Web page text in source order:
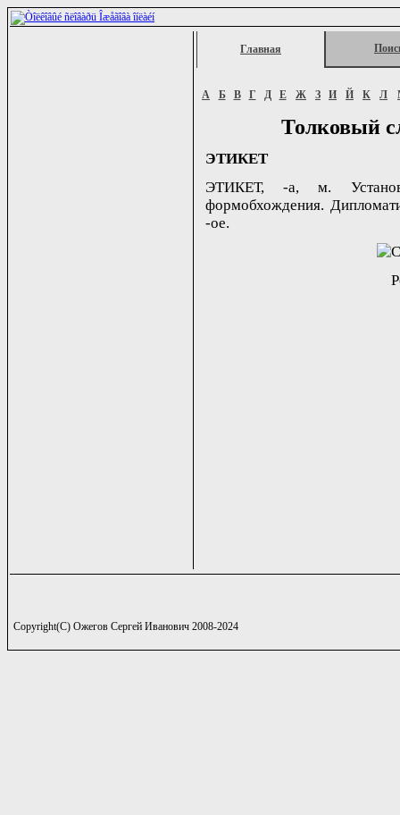
Главная
А Б В Г Д Е Ж З И Й К Л
Толковый
ЭТИКЕТ
ЭТИКЕТ, -а, м.
формобхождения.
-ое.
Copyright(C) Ожегов Сергей Иванович 2008-2024